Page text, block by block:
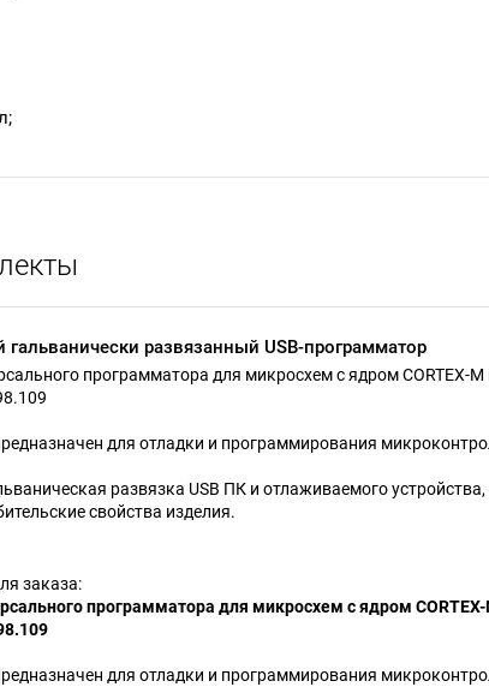
гальванически развязанный USB-программатор
программатора для микросхем с ядром CORTEX-M
для отладки и программирования
развязка USB ПК и отлаживаемого
свойства изделия.
заказа:
программатора для микросхем с ядром CORTEX-
для отладки и программирования